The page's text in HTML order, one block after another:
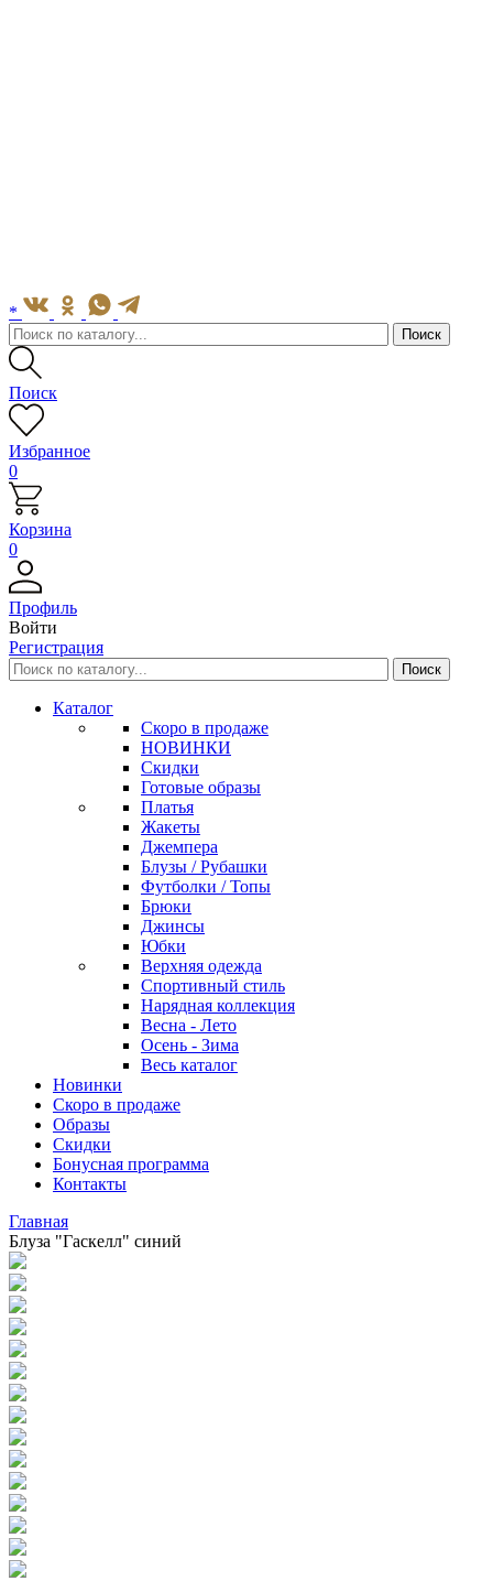
*
Поиск
Избранное
0
Корзина
0
Профиль
Войти
Регистрация
Каталог
Скоро в продаже
НОВИНКИ
Скидки
Готовые образы
Платья
Жакеты
Джемпера
Блузы / Рубашки
Футболки / Топы
Брюки
Джинсы
Юбки
Верхняя одежда
Спортивный стиль
Нарядная коллекция
Весна - Лето
Осень - Зима
Весь каталог
Новинки
Скоро в продаже
Образы
Скидки
Бонусная программа
Контакты
Главная
Блуза "Гаскелл" синий